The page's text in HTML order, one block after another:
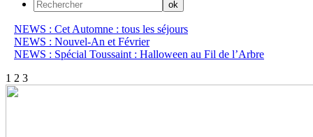
NEWS : Cet Automne : tous les séjours
NEWS : Nouvel-An et Février
NEWS : Spécial Toussaint : Halloween au Fil de l’Arbre
1 2 3